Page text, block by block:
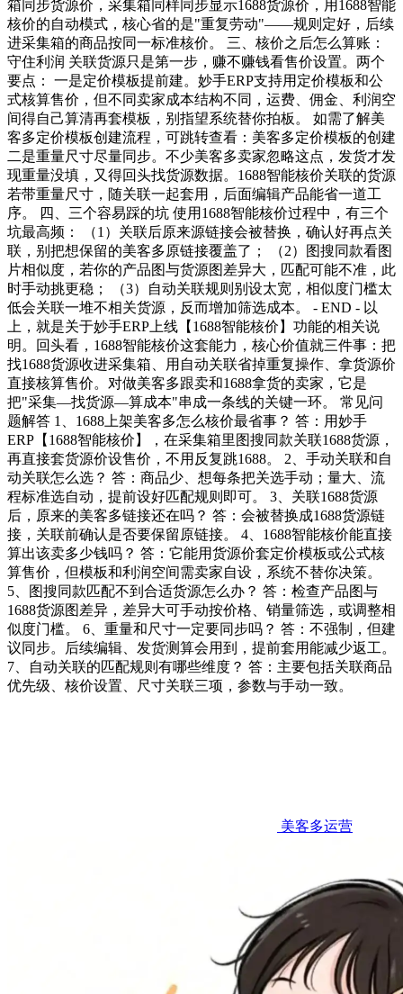
箱同步货源价，采集箱同样同步显示1688货源价，用1688智能
核价的自动模式，核心省的是"重复劳动"——规则定好，后续
进采集箱的商品按同一标准核价。 三、核价之后怎么算账：
守住利润 关联货源只是第一步，赚不赚钱看售价设置。两个
要点： 一是定价模板提前建。妙手ERP支持用定价模板和公
式核算售价，但不同卖家成本结构不同，运费、佣金、利润空
间得自己算清再套模板，别指望系统替你拍板。 如需了解美
客多定价模板创建流程，可跳转查看：美客多定价模板的创建
二是重量尺寸尽量同步。不少美客多卖家忽略这点，发货才发
现重量没填，又得回头找货源数据。1688智能核价关联的货源
若带重量尺寸，随关联一起套用，后面编辑产品能省一道工
序。 四、三个容易踩的坑 使用1688智能核价过程中，有三个
坑最高频： （1）关联后原来源链接会被替换，确认好再点关
联，别把想保留的美客多原链接覆盖了； （2）图搜同款看图
片相似度，若你的产品图与货源图差异大，匹配可能不准，此
时手动挑更稳； （3）自动关联规则别设太宽，相似度门槛太
低会关联一堆不相关货源，反而增加筛选成本。 - END - 以
上，就是关于妙手ERP上线【1688智能核价】功能的相关说
明。回头看，1688智能核价这套能力，核心价值就三件事：把
找1688货源收进采集箱、用自动关联省掉重复操作、拿货源价
直接核算售价。对做美客多跟卖和1688拿货的卖家，它是
把"采集—找货源—算成本"串成一条线的关键一环。 常见问
题解答 1、1688上架美客多怎么核价最省事？ 答：用妙手
ERP【1688智能核价】，在采集箱里图搜同款关联1688货源，
再直接套货源价设售价，不用反复跳1688。 2、手动关联和自
动关联怎么选？ 答：商品少、想每条把关选手动；量大、流
程标准选自动，提前设好匹配规则即可。 3、关联1688货源
后，原来的美客多链接还在吗？ 答：会被替换成1688货源链
接，关联前确认是否要保留原链接。 4、1688智能核价能直接
算出该卖多少钱吗？ 答：它能用货源价套定价模板或公式核
算售价，但模板和利润空间需卖家自设，系统不替你决策。
5、图搜同款匹配不到合适货源怎么办？ 答：检查产品图与
1688货源图差异，差异大可手动按价格、销量筛选，或调整相
似度门槛。 6、重量和尺寸一定要同步吗？ 答：不强制，但建
议同步。后续编辑、发货测算会用到，提前套用能减少返工。
7、自动关联的匹配规则有哪些维度？ 答：主要包括关联商品
优先级、核价设置、尺寸关联三项，参数与手动一致。
美客多运营